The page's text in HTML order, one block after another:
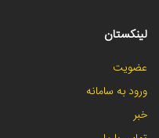
لینکستان
عضویت
ورود به سامانه
خبر